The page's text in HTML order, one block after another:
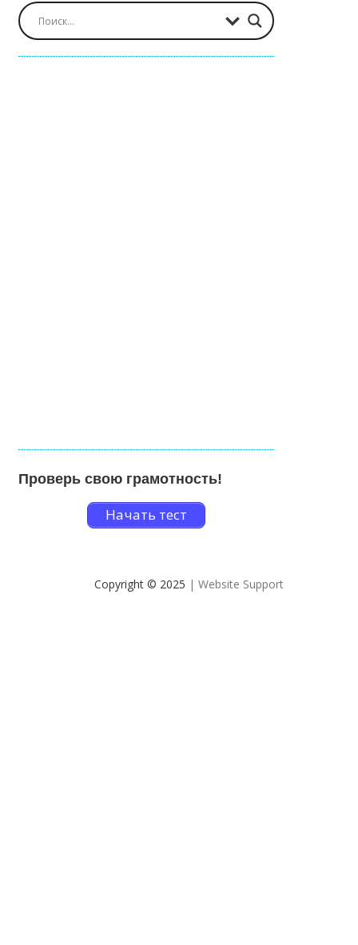
Проверь свою грамотность!
Начать тест
Copyright © 2025 | Website Support